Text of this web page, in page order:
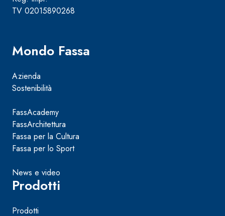
TV 02015890268
Mondo Fassa
Azienda
Sostenibilità
FassAcademy
FassArchitettura
Fassa per la Cultura
Fassa per lo Sport
News e video
Prodotti
Prodotti